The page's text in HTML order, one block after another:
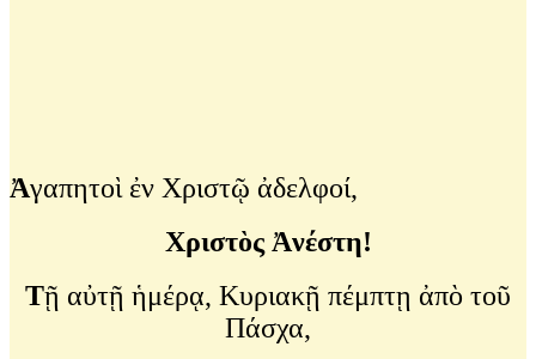
Ἀγαπητοὶ ἐν Χριστῷ ἀδελφοί,
Χριστὸς Ἀνέστη!
Τῇ αὐτῇ ἡμέρᾳ, Κυριακῇ πέμπτῃ ἀπὸ τοῦ
Πάσχα,